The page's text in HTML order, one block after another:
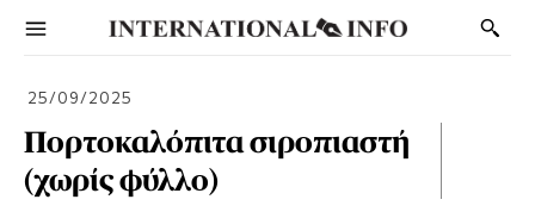
25/09/2025
Πορτοκαλόπιτα σιροπιαστή
(χωρίς φύλλο)